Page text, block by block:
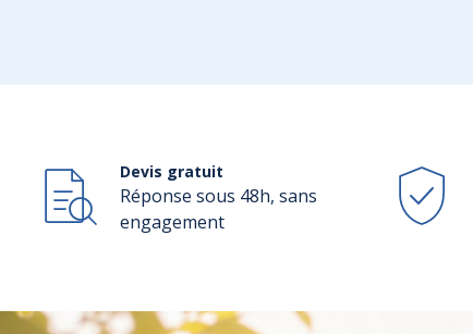
Devis gratuit
Réponse sous 48h, sans
engagement